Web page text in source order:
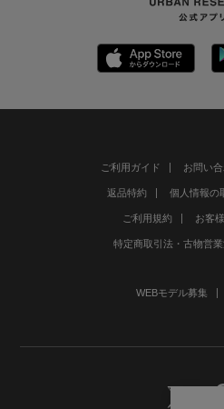
ご利用ガイド お問い
返品特約 個人情報の
ご利用規約 お客
特定商取引法・古物営
WEBモデル募集